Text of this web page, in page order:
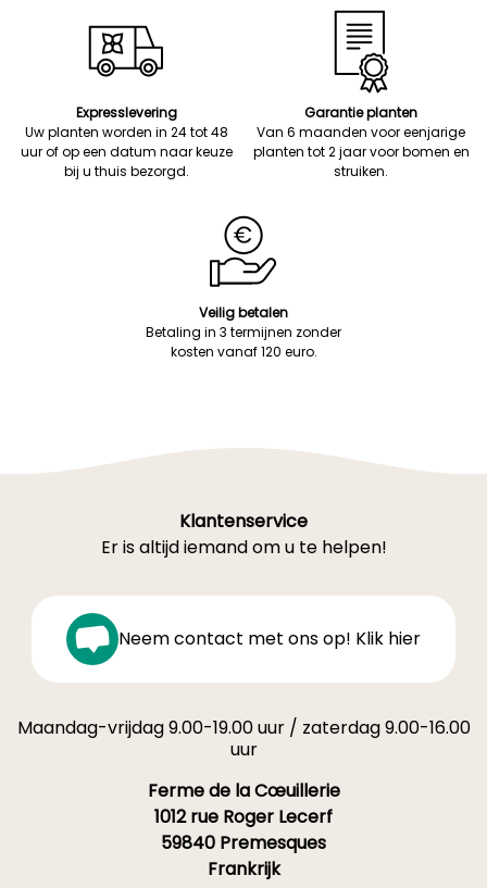
Expresslevering
Uw planten worden in 24 tot 48
uur of op een datum naar keuze
bij u thuis bezorgd.
Garantie planten
Van 6 maanden voor eenjarige
planten tot 2 jaar voor bomen en
struiken.
Veilig betalen
Betaling in 3 termijnen zonder
kosten vanaf 120 euro.
Klantenservice
Er is altijd iemand om u te helpen!
Neem contact met ons op! Klik hier
Maandag-vrijdag 9.00-19.00 uur / zaterdag 9.00-16.00
uur
Ferme de la Cœuillerie
1012 rue Roger Lecerf
59840 Premesques
Frankrijk